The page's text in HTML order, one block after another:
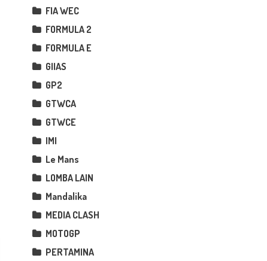
FIA WEC
FORMULA 2
FORMULA E
GIIAS
GP2
GTWCA
GTWCE
IMI
Le Mans
LOMBA LAIN
Mandalika
MEDIA CLASH
MOTOGP
PERTAMINA